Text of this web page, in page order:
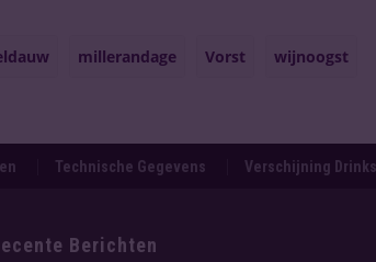
millerandage Vorst wijnoogst
Technische Gegevens Verschijning
Berichten